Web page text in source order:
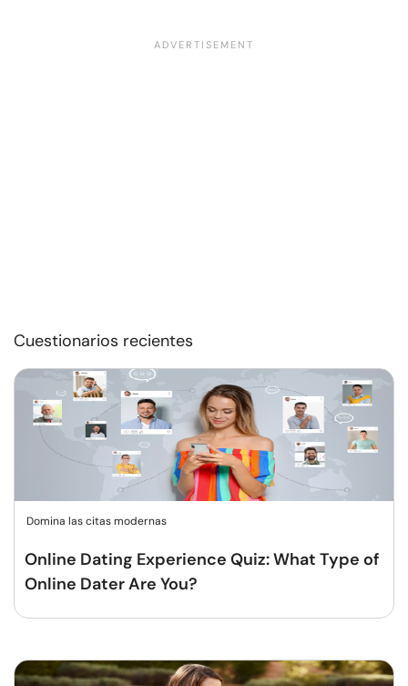
Cuestionarios recientes
Domina las citas modernas
Online Dating Experience Quiz: What Type of
Online Dater Are You?